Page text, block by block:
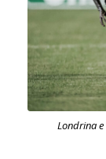
Londrina